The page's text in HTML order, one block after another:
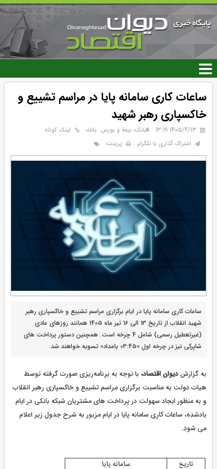
رفتن
محتوای
اصلی
ساعات کاری سامانه پایا در مراسم تشییع و
خاکسپاری رهبر شهید
۱۴۰۵/۴/۱۳ 13:19 بانک، بیمه و بورس بانك
لینک کوتاه
اشتراک گذاری با تلگرام
پرینت
ساعات کاری سامانه پایا در ایام برگزاری مراسم تشییع و خاکسپاری رهبر
شهید انقلاب از تاریخ 13 الی 16 تیر ماه 1405 همانند روزهای عادی
(غیرتعطیل رسمی) شامل 4 چرخه است. همچنین دستور پرداخت های
شاپرکی نیز در چرخه اول «03:45 بامداد» تسویه خواهند شد.
به گزارشدیوان اقتصاد، با توجه به برنامه‌ریزی صورت گرفته توسط
هیات دولت به مناسبت برگزاری مراسم تشییع و خاکسپاری رهبر انقلاب
و به منظور ایجاد سهولت در پرداخت های مشتریان شبکه بانکی در ایام
یادشده، ساعات کاری سامانه پایا در ایام مزبور به شرح جدول زیر اعلام
می شود.